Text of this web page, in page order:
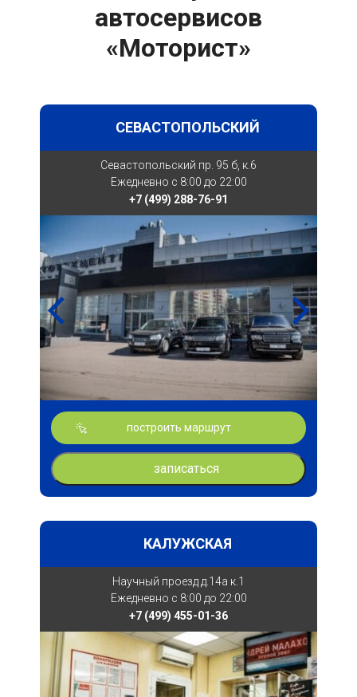
автосервисов
«Моторист»
СЕВАСТОПОЛЬСКИЙ
Севастопольский пр. 95 б, к.6
Ежедневно с 8:00 до 22:00
+7 (499) 288-76-91
построить маршрут
записаться
КАЛУЖСКАЯ
Научный проезд д.14а к.1
Ежедневно с 8:00 до 22:00
+7 (499) 455-01-36